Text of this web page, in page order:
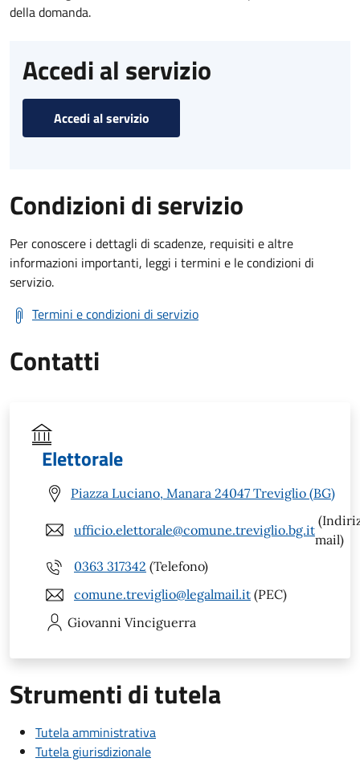
della domanda.
Accedi al servizio
Accedi al servizio
Condizioni di servizio
Per conoscere i dettagli di scadenze, requisiti e altre
informazioni importanti, leggi i termini e le condizioni di
servizio.
Termini e condizioni di servizio
Contatti
Elettorale
Piazza Luciano, Manara 24047 Treviglio (BG)
ufficio.elettorale@comune.treviglio.bg.it
mail)
0363 317342 (Telefono)
comune.treviglio@legalmail.it (PEC)
Giovanni Vinciguerra
Strumenti di tutela
Tutela amministrativa
Tutela giurisdizionale